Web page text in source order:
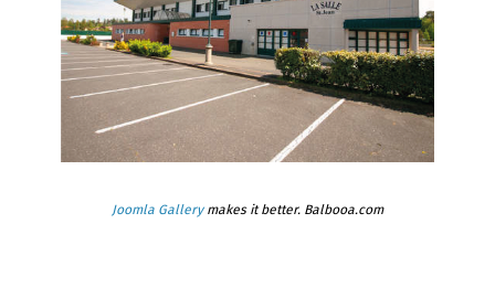
Joomla Gallerymakes it better. Balbooa.com